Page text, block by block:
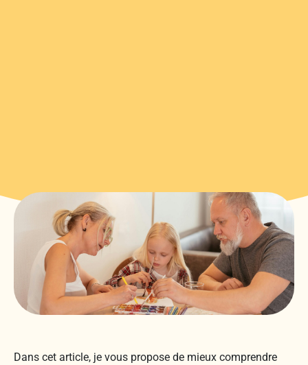
Dans cet article, je vous propose de mieux comprendre